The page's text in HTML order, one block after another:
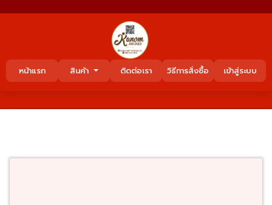
หน้าแรก สินค้า ติดต่อเรา วิธีการสั่งซื้อ เข้าสู่ระบบ